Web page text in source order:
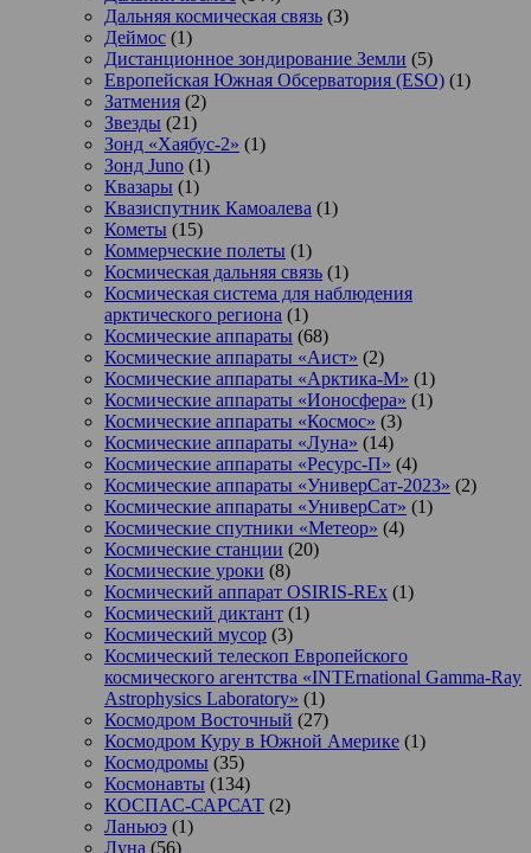
Дальняя космическая связь (3)
Деймос (1)
Дистанционное зондирование Земли (5)
Европейская Южная Обсерватория (ESO) (1)
Затмения (2)
Звезды (21)
Зонд «Хаябус-2» (1)
Зонд Juno (1)
Квазары (1)
Квазиспутник Камоалева (1)
Кометы (15)
Коммерческие полеты (1)
Космическая дальняя связь (1)
Космическая система для наблюдения
арктического региона (1)
Космические аппараты (68)
Космические аппараты «Аист» (2)
Космические аппараты «Арктика-М» (1)
Космические аппараты «Ионосфера» (1)
Космические аппараты «Космос» (3)
Космические аппараты «Луна» (14)
Космические аппараты «Ресурс-П» (4)
Космические аппараты «УниверСат-2023» (2)
Космические аппараты «УниверСат» (1)
Космические спутники «Метеор» (4)
Космические станции (20)
Космические уроки (8)
Космический аппарат OSIRIS-REx (1)
Космический диктант (1)
Космический мусор (3)
Космический телескоп Европейского
космического агентства «INTErnational Gamma-Ray
Astrophysics Laboratory» (1)
Космодром Восточный (27)
Космодром Куру в Южной Америке (1)
Космодромы (35)
Космонавты (134)
КОСПАС-САРСАТ (2)
Ланьюэ (1)
Луна (56)